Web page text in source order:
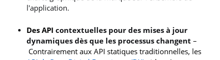
l'application.
Des API contextuelles pour des mises à jour
dynamiques dès que les processus changent–
Contrairement aux API statiques traditionnelles, les